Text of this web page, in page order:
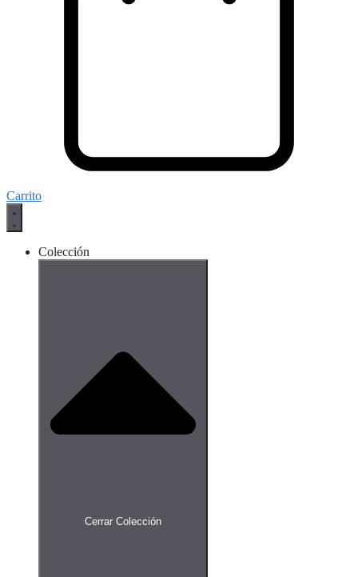
Carrito
Colección
Cerrar Colección